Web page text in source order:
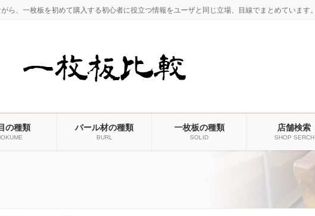
ら、一枚板を初めて購入する初心者に役立つ情報をユーザと同じ立場、目線でまとめています。
の種類 バール材の種類
BURL
一枚板の種類
SOLID
店舗検索
SHOP SERCH